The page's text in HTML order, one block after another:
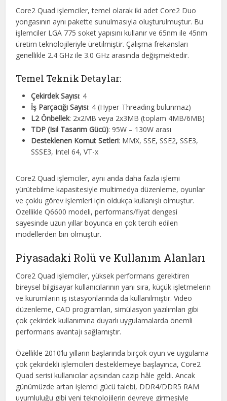
Core2 Quad işlemciler, temel olarak iki adet Core2 Duo
yongasının aynı pakette sunulmasıyla oluşturulmuştur. Bu
işlemciler LGA 775 soket yapısını kullanır ve 65nm ile 45nm
üretim teknolojileriyle üretilmiştir. Çalışma frekansları
genellikle 2.4 GHz ile 3.0 GHz arasında değişmektedir.
Temel Teknik Detaylar:
Çekirdek Sayısı: 4
İş Parçacığı Sayısı: 4 (Hyper-Threading bulunmaz)
L2 Önbellek: 2x2MB veya 2x3MB (toplam 4MB/6MB)
TDP (Isıl Tasarım Gücü): 95W – 130W arası
Desteklenen Komut Setleri: MMX, SSE, SSE2, SSE3,
SSSE3, Intel 64, VT-x
Core2 Quad işlemciler, aynı anda daha fazla işlemi
yürütebilme kapasitesiyle multimedya düzenleme, oyunlar
ve çoklu görev işlemleri için oldukça kullanışlı olmuştur.
Özellikle Q6600 modeli, performans/fiyat dengesi
sayesinde uzun yıllar boyunca en çok tercih edilen
modellerden biri olmuştur.
Piyasadaki Rolü ve Kullanım Alanları
Core2 Quad işlemciler, yüksek performans gerektiren
bireysel bilgisayar kullanıcılarının yanı sıra, küçük işletmelerin
ve kurumların iş istasyonlarında da kullanılmıştır. Video
düzenleme, CAD programları, simülasyon yazılımları gibi
çok çekirdek kullanımına duyarlı uygulamalarda önemli
performans avantajı sağlamıştır.
Özellikle 2010’lu yılların başlarında birçok oyun ve uygulama
çok çekirdekli işlemcileri desteklemeye başlayınca, Core2
Quad serisi kullanıcılar açısından cazip hâle geldi. Ancak
günümüzde artan işlemci gücü talebi, DDR4/DDR5 RAM
uyumluluğu gibi yeni teknolojilerin devreye girmesiyle